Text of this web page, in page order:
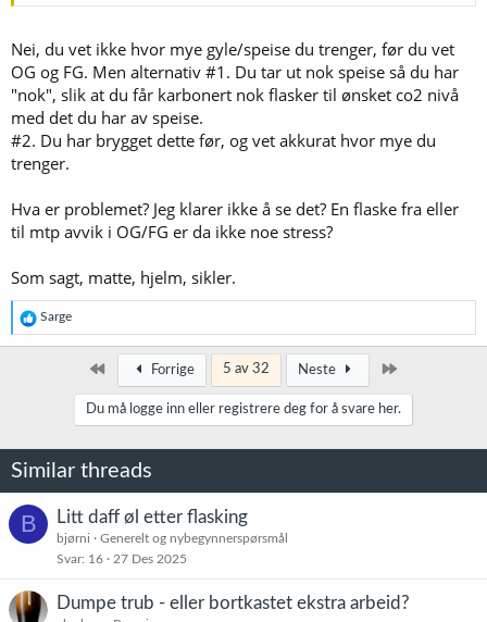
Nei, du vet ikke hvor mye gyle/speise du trenger, før du vet
OG og FG. Men alternativ #1. Du tar ut nok speise så du har
"nok", slik at du får karbonert nok flasker til ønsket co2 nivå
med det du har av speise.
#2. Du har brygget dette før, og vet akkurat hvor mye du
trenger.
Hva er problemet? Jeg klarer ikke å se det? En flaske fra eller
til mtp avvik i OG/FG er da ikke noe stress?
Som sagt, matte, hjelm, sikler.
R
e
a
r
Sarge
Først Forrige 5 av 32 Neste
Du må logge inn eller registrere deg for å svare her.
Similar threads
B Litt daff øl etter flasking
bjørni
Generelt og nybegynnerspørsmål
Svar 16 27 Des 2025
Dumpe trub - eller bortkastet ekstra arbeid?